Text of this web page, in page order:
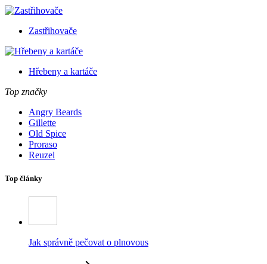
Zastřihovače
Hřebeny a kartáče
Top značky
Angry Beards
Gillette
Old Spice
Proraso
Reuzel
Top články
Jak správně pečovat o plnovous